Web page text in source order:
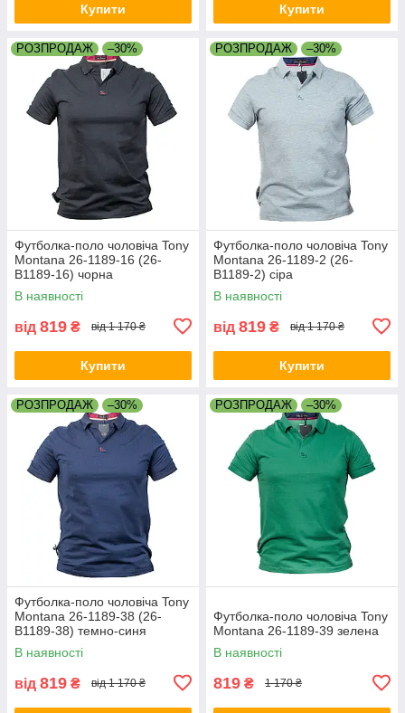
Купити Купити
РОЗПРОДАЖ –30%
Футболка-поло чоловіча Tony
Montana 26-1189-16 (26-
B1189-16) чорна
В наявності
від 819 ₴ від 1 170 ₴
Купити
РОЗПРОДАЖ –30%
Футболка-поло чоловіча Tony
Montana 26-1189-2 (26-
B1189-2) сіра
В наявності
від 819 ₴ від 1 170 ₴
Купити
РОЗПРОДАЖ –30%
Футболка-поло чоловіча Tony
Montana 26-1189-38 (26-
B1189-38) темно-синя
В наявності
від 819 ₴ від 1 170 ₴
РОЗПРОДАЖ –30%
Футболка-поло чоловіча Tony
Montana 26-1189-39 зелена
В наявності
819 ₴ 1 170 ₴